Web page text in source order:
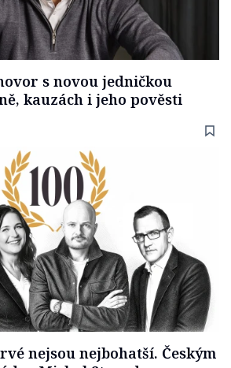
s novou jedničkou
kauzách i jeho pověsti
nejsou nejbohatší. Českým